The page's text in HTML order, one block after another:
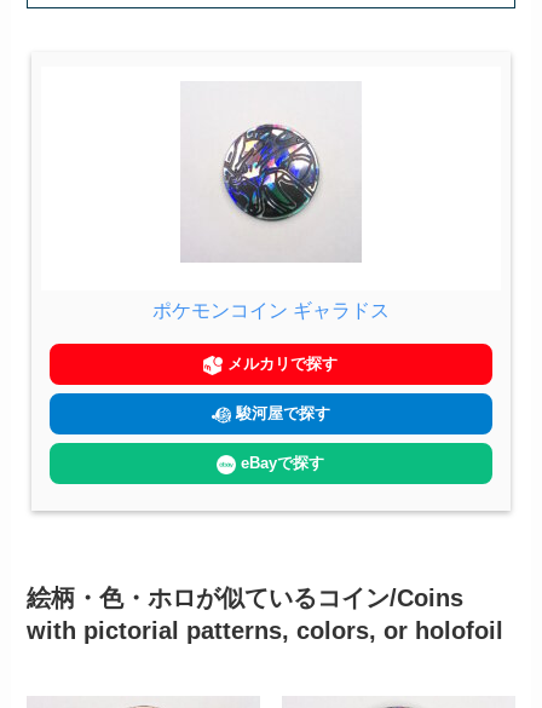
ポケモンコイン ギャラドス
メルカリで探す
駿河屋で探す
eBayで探す
絵柄・色・ホロが似ているコイン/Coins
with pictorial patterns, colors, or holofoil